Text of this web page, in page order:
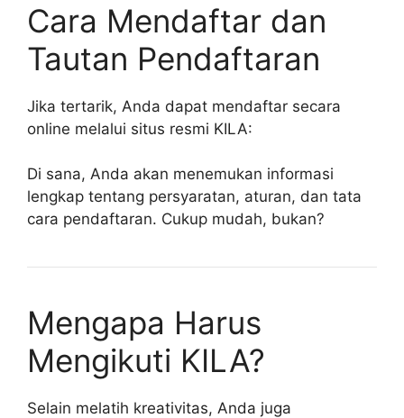
Cara Mendaftar dan
Tautan Pendaftaran
Jika tertarik, Anda dapat mendaftar secara
online melalui situs resmi KILA:
Di sana, Anda akan menemukan informasi
lengkap tentang persyaratan, aturan, dan tata
cara pendaftaran. Cukup mudah, bukan?
Mengapa Harus
Mengikuti KILA?
Selain melatih kreativitas, Anda juga